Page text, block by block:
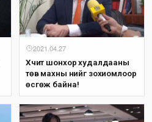
2021.04.27
Хүчит шонхор худалдааны
төв махны үнийг зохиомлоор
өсгөж байна!